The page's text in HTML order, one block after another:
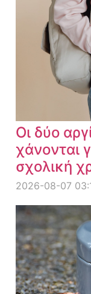
Οι δύο
χάνονται
σχολική
2026-08-07